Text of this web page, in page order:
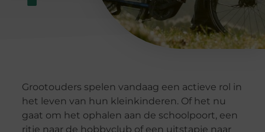
Grootouders spelen vandaag een actieve rol in
het leven van hun kleinkinderen. Of het nu
gaat om het ophalen aan de schoolpoort, een
ritje naar de hobbyclub of een uitstapje naar